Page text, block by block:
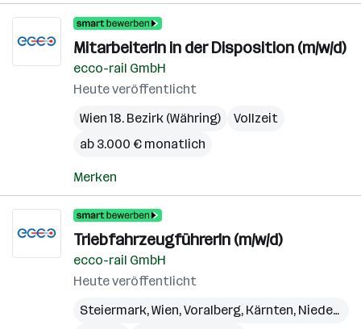
MitarbeiterIn in der Disposition (m/w/d)
ecco-rail GmbH
Heute veröffentlicht
Wien 18. Bezirk (Währing)
Vollzeit
ab 3.000 € monatlich
Merken
TriebfahrzeugführerIn (m/w/d)
ecco-rail GmbH
Heute veröffentlicht
Steiermark,Wien,Voralberg, Kärnten, Niederösterreich